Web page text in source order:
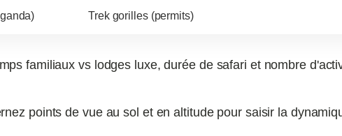
Trek gorilles (permits)
familiaux vs lodges luxe, durée de safari et nombre
points de vue au sol et en altitude pour saisir la